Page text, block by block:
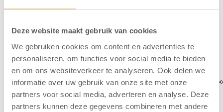
Deze website maakt gebruik van cookies
We gebruiken cookies om content en advertenties te
personaliseren, om functies voor social media te bieden
en om ons websiteverkeer te analyseren. Ook delen we
informatie over uw gebruik van onze site met onze
partners voor social media, adverteren en analyse. Deze
partners kunnen deze gegevens combineren met andere
Ausstattung Zimmer
2 Einzelbetten
Gemeinsamer
Balkon
Badezimmer mit
Dusche
Waschbecken
Fön
Fernsehen
Ventilator
Safe
Kaffee- und
Tisch mit Stühlen
Telefon